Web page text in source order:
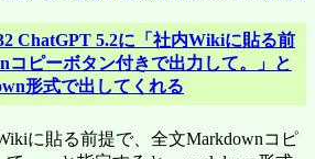
ChatGPT 5.2に「社内Wikiに貼る前
ピーボタン付きで出力して。」と
形式で出してくれる
に貼る前提で、全文Markdownコピ